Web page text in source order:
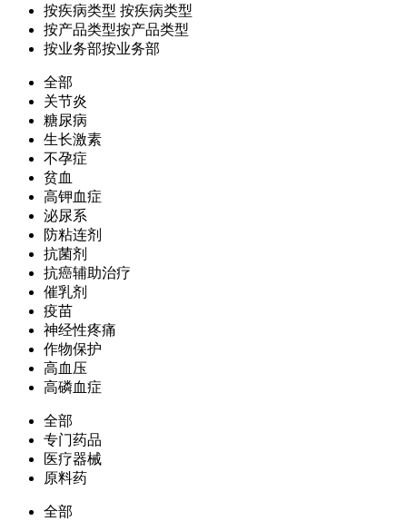
按疾病类型 按疾病类型
按产品类型按产品类型
按业务部按业务部
全部
关节炎
糖尿病
生长激素
不孕症
贫血
高钾血症
泌尿系
防粘连剂
抗菌剂
抗癌辅助治疗
催乳剂
疫苗
神经性疼痛
作物保护
高血压
高磷血症
全部
专门药品
医疗器械
原料药
全部